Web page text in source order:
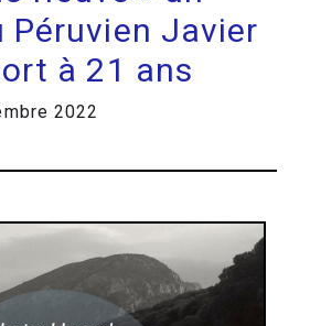
Péruvien Javier
à 21 ans
2022